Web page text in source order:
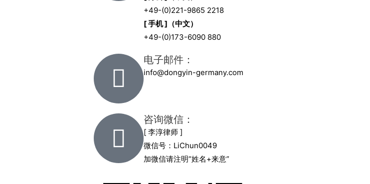
+49-(0)221-9865 2218
[ 手机 ]（中文）
+49-(0)173-6090 880
电子邮件：
info@dongyin-germany.com
咨询微信：
[ 李淳律师 ]
微信号：LiChun0049
加微信请注明“姓名+来意”